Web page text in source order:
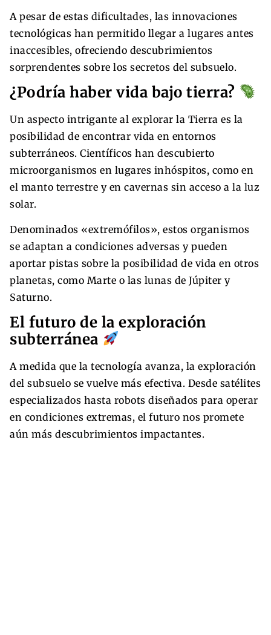
A pesar de estas dificultades, las innovaciones
tecnológicas han permitido llegar a lugares antes
inaccesibles, ofreciendo descubrimientos
sorprendentes sobre los secretos del subsuelo.
¿Podría haber vida bajo tierra?
Un aspecto intrigante al explorar la Tierra es la
posibilidad de encontrar vida en entornos
subterráneos. Científicos han descubierto
microorganismos en lugares inhóspitos, como en
el manto terrestre y en cavernas sin acceso a la luz
solar.
Denominados «extremófilos», estos organismos
se adaptan a condiciones adversas y pueden
aportar pistas sobre la posibilidad de vida en otros
planetas, como Marte o las lunas de Júpiter y
Saturno.
El futuro de la exploración
subterránea
A medida que la tecnología avanza, la exploración
del subsuelo se vuelve más efectiva. Desde satélites
especializados hasta robots diseñados para operar
en condiciones extremas, el futuro nos promete
aún más descubrimientos impactantes.